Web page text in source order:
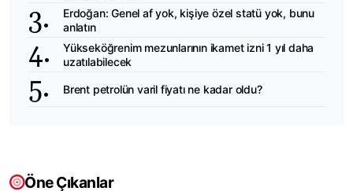
Erdoğan: Genel af yok, kişiye özel statü yok, bunu
anlatın
Yükseköğrenim mezunlarının ikamet izni 1 yıl daha
uzatılabilecek
Brent petrolün varil fiyatı ne kadar oldu?
Öne Çıkanlar